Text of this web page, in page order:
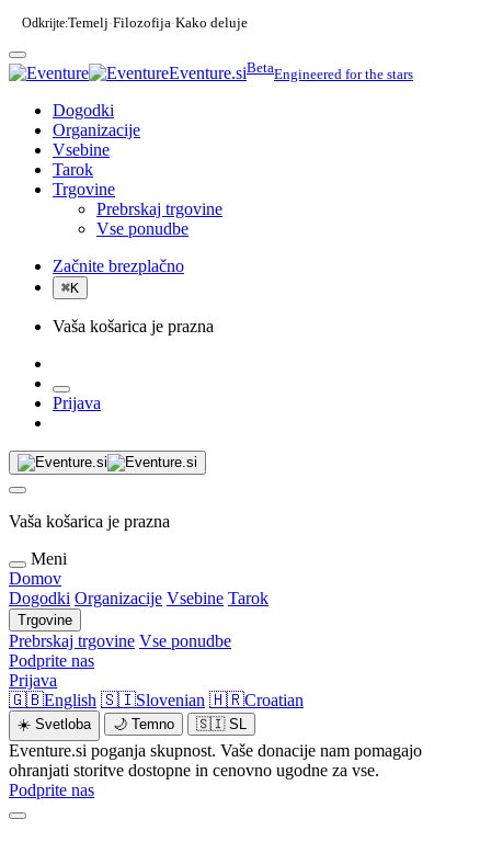
Odkrijte:Temelj·Filozofija·Kako deluje
Eventure.siBetaEngineered for the stars
Dogodki
Organizacije
Vsebine
Tarok
Trgovine
Prebrskaj trgovine
Vse ponudbe
Začnite brezplačno
⌘K
Vaša košarica je prazna
Prijava
Vaša košarica je prazna
Meni
Domov
Dogodki Organizacije Vsebine Tarok
Trgovine
Prebrskaj trgovine Vse ponudbe
Podprite nas
Prijava
🇬🇧English 🇸🇮Slovenian 🇭🇷Croatian
☀️ Svetloba 🌙 Temno 🇸🇮 SL
Eventure.si poganja skupnost. Vaše donacije nam pomagajo
ohranjati storitve dostopne in cenovno ugodne za vse.
Podprite nas